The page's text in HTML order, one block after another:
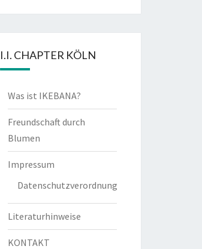
I.I. CHAPTER KÖLN
Was ist IKEBANA?
Freundschaft durch
Blumen
Impressum
Datenschutzverordnung
Literaturhinweise
KONTAKT